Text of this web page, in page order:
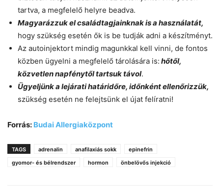
tartva, a megfelelő helyre beadva.
Magyarázzuk el családtagjainknak is a használatát,
hogy szükség esetén ők is be tudják adni a készítményt.
Az autoinjektort mindig magunkkal kell vinni, de fontos
közben ügyelni a megfelelő tárolására is: hőtől,
közvetlen napfénytől tartsuk távol.
Ügyeljünk a lejárati határidőre, időnként ellenőrizzük,
szükség esetén ne felejtsünk el újat felíratni!
Forrás: Budai Allergiaközpont
TAGS adrenalin anafilaxiás sokk
epinefrin
gyomor- és bélrendszer
hormon önbelövős injekció